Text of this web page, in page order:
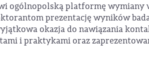
ogólnopolską platformę wymiany
prezentację wyników
okazja do nawiązania
i praktykami oraz